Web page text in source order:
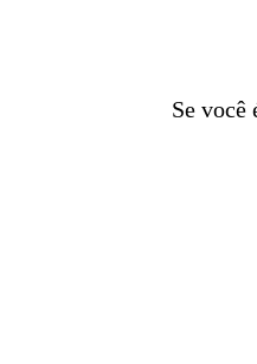
Se você